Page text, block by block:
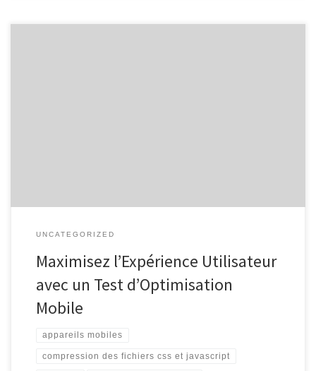
UNCATEGORIZED
Maximisez l’Expérience Utilisateur
avec un Test d’Optimisation
Mobile
appareils mobiles
compression des fichiers css et javascript